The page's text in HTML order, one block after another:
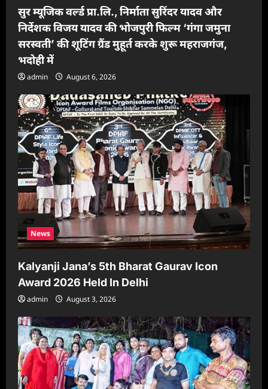
सुर म्यूजिक वर्ल्ड प्रा.लि., निर्माता सुरिंदर यादव और
निर्देशक विजय यादव की भोजपुरी फिल्म ‘गंगा जमुना
सरस्वती’ की शूटिंग ग्रैंड मुहूर्त करके शुरू महराजगंज,
भदोही में
admin August 6, 2026
News
Kalyanji Jana’s 5th Bharat Gaurav Icon
Award 2026 Held In Delhi
admin August 3, 2026